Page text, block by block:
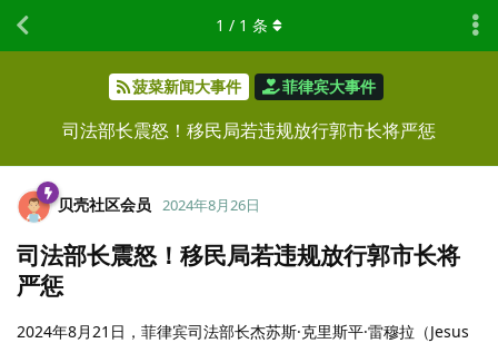
菠菜新闻大事件 菲律宾大事件
司法部长震怒！移民局若违规放行郭市长将严惩
1 / 1 条
贝壳社区会员 2024年8月26日
司法部长震怒！移民局若违规放行郭市长将
严惩
2024年8月21日，菲律宾司法部长杰苏斯·克里斯平·雷穆拉（Jesus